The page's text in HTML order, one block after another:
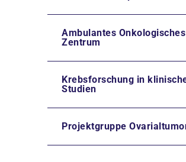
Ambulantes Onkologisches
Zentrum
Krebsforschung in
Studien
Projektgruppe